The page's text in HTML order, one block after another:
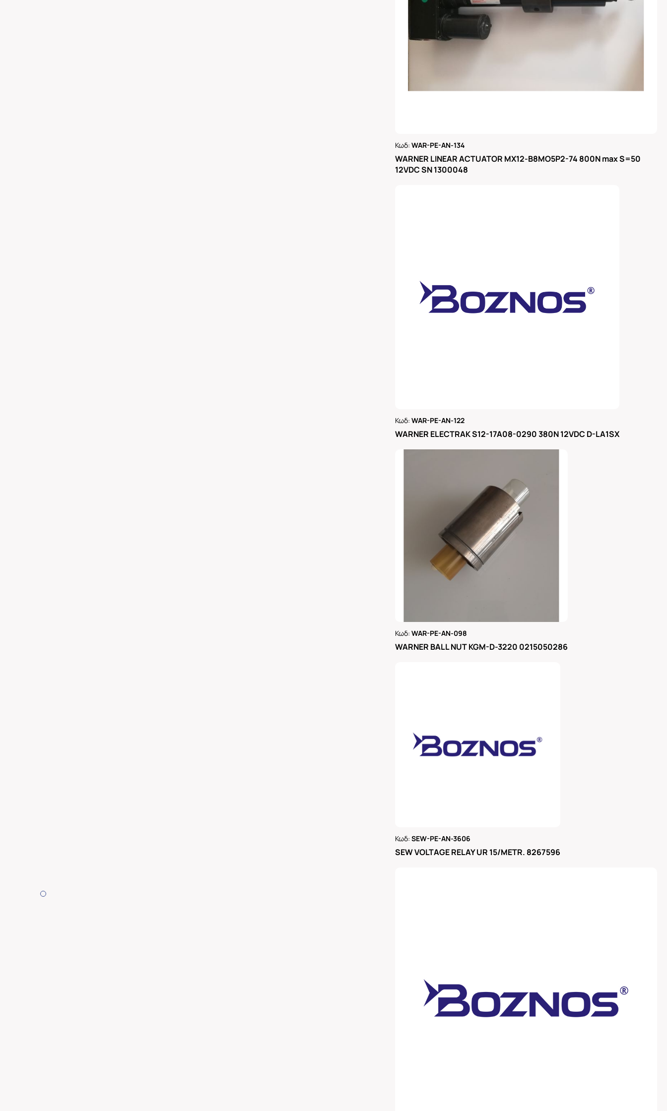
Κωδ: WAR-PE-AN-134
WARNER LINEAR ACTUATOR MX12-B8MO5P2-74 800N max S=50
12VDC SN 1300048
Κωδ: WAR-PE-AN-122
WARNER ELECTRAK S12-17A08-0290 380N 12VDC D-LA1SX
Κωδ: WAR-PE-AN-098
WARNER BALL NUT KGM-D-3220 0215050286
Κωδ: SEW-PE-AN-3606
SEW VOLTAGE RELAY UR 15/METR. 8267596